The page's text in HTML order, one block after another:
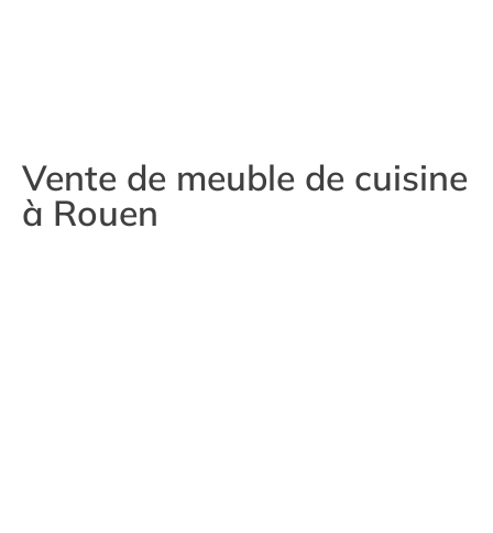
Vente de meuble de cuisine
à Rouen